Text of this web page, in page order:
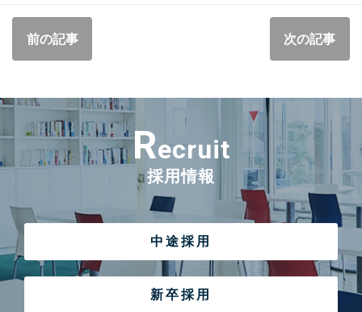
前の記事 次の記事
Recruit
採用情報
中途採用
新卒採用